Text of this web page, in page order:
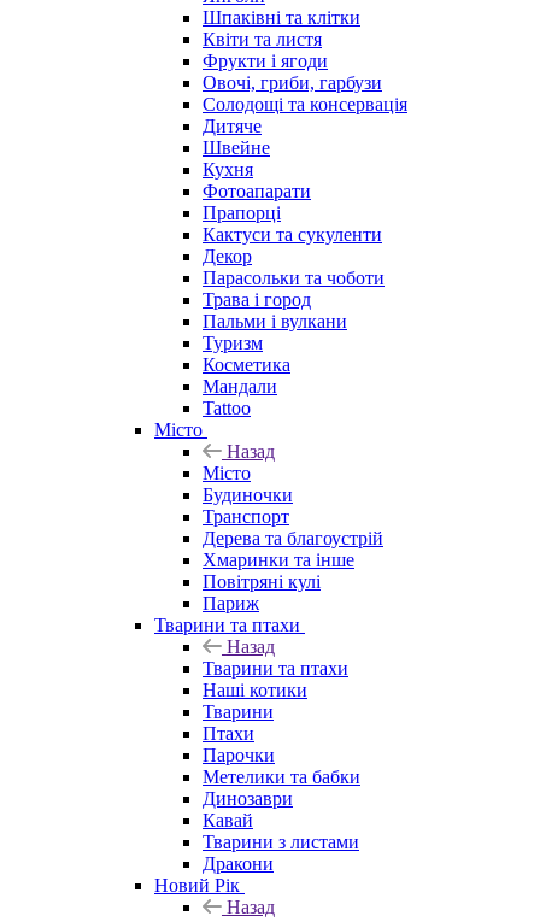
Шпаківні та клітки
Квіти та листя
Фрукти і ягоди
Овочі, гриби, гарбузи
Солодощі та консервація
Дитяче
Швейне
Кухня
Фотоапарати
Прапорці
Кактуси та сукуленти
Декор
Парасольки та чоботи
Трава і город
Пальми і вулкани
Туризм
Косметика
Мандали
Tattoo
Місто
Назад
Місто
Будиночки
Транспорт
Дерева та благоустрій
Хмаринки та інше
Повітряні кулі
Париж
Тварини та птахи
Назад
Тварини та птахи
Наші котики
Тварини
Птахи
Парочки
Метелики та бабки
Динозаври
Кавай
Тварини з листами
Дракони
Новий Рік
Назад